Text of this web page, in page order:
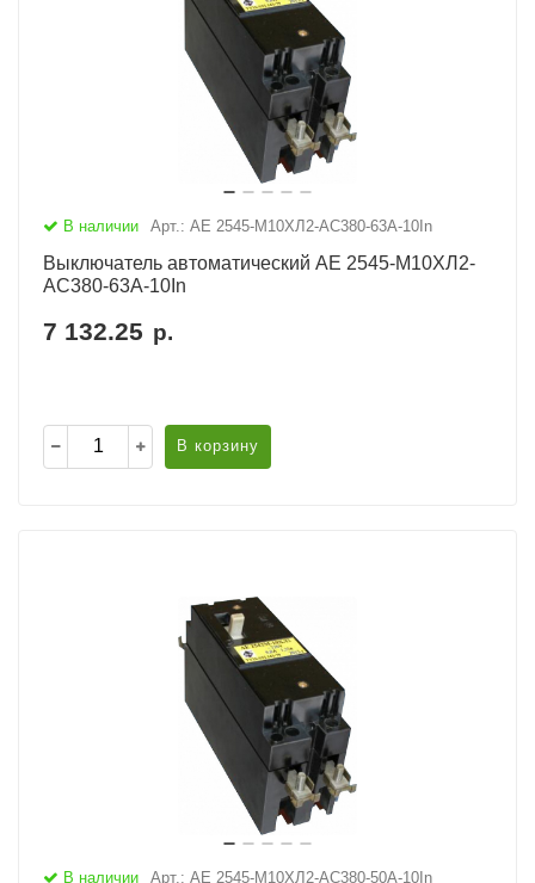
В наличии Арт.: АЕ 2545-М10ХЛ2-AC380-63А-10In
Выключатель автоматический АЕ 2545-М10ХЛ2-
AC380-63А-10In
7 132.25 р.
В корзину
В наличии Арт.: АЕ 2545-М10ХЛ2-AC380-50А-10In